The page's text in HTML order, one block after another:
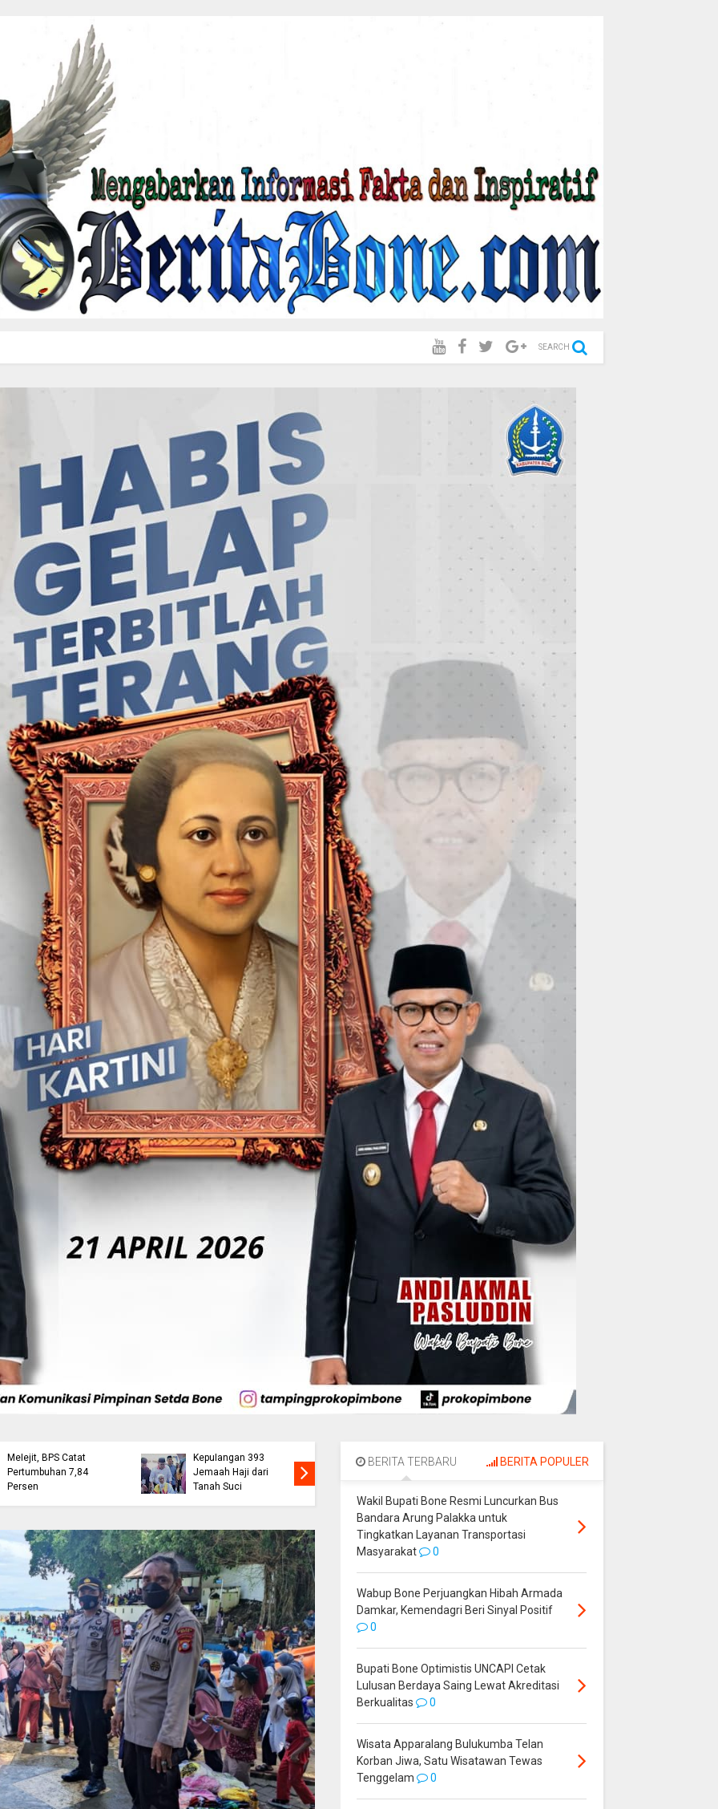
SEARCH
Melejit, BPS Catat
Pertumbuhan 7,84
Persen
Kepulangan 393
Jemaah Haji dari
Tanah Suci
Wakil Bupati Bone
Resmi Luncurkan
Tingkatkan Layanan
Armada Damkar,
BERITA TERBARU BERITA POPULER
Wakil Bupati Bone Resmi Luncurkan Bus
Bandara Arung Palakka untuk
Tingkatkan Layanan Transportasi
Masyarakat
0
Wabup Bone Perjuangkan Hibah Armada
Damkar, Kemendagri Beri Sinyal Positif
0
Bupati Bone Optimistis UNCAPI Cetak
Lulusan Berdaya Saing Lewat Akreditasi
Berkualitas
0
Wisata Apparalang Bulukumba Telan
Korban Jiwa, Satu Wisatawan Tewas
Tenggelam
0